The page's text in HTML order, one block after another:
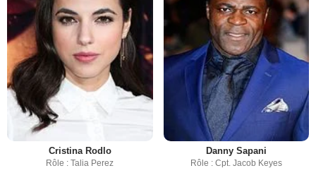
Cristina Rodlo
Rôle : Talia Perez
Danny Sapani
Rôle : Cpt. Jacob Keyes